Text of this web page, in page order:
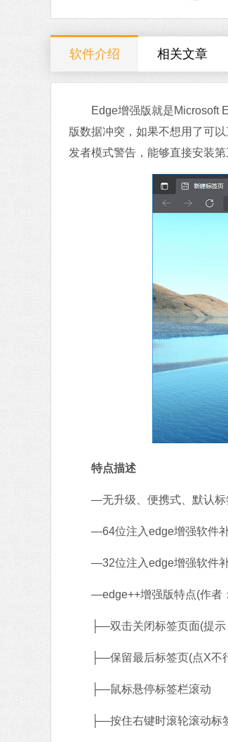
软件介绍 相关文章
Edge增强版就是Microsoft
版数据冲突，如果不想用了可
发者模式警告，能够直接安装第
特点描述
—无升级、便携式、默认标
—64位注入edge增强软件补
—32位注入edge增强软件补
—edge++增强版特点(作者
├—双击关闭标签页面(提示
├—保留最后标签页(点X不行
├—鼠标悬停标签栏滚动
├—按住右键时滚轮滚动标